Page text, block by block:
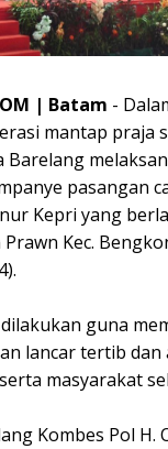
| Batam -
mantap praja
Barelang
pasangan
Kepri yang
Kec.
guna
lancar tertib dan
masyarakat
Kombes Pol H.